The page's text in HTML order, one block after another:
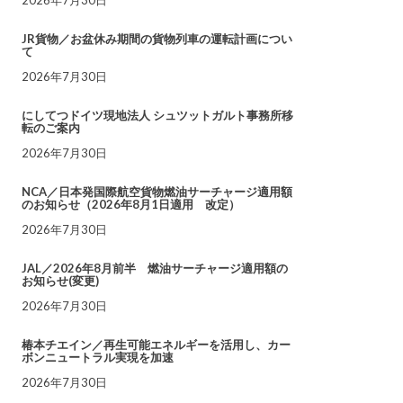
JR貨物／お盆休み期間の貨物列車の運転計画につい
て
2026年7月30日
にしてつドイツ現地法人 シュツットガルト事務所移
転のご案内
2026年7月30日
NCA／日本発国際航空貨物燃油サーチャージ適用額
のお知らせ（2026年8月1日適用 改定）
2026年7月30日
JAL／2026年8月前半 燃油サーチャージ適用額の
お知らせ(変更)
2026年7月30日
椿本チエイン／再生可能エネルギーを活用し、カー
ボンニュートラル実現を加速
2026年7月30日